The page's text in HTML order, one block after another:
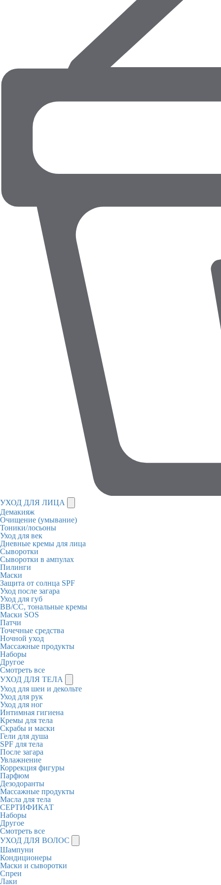
УХОД ДЛЯ ЛИЦА
Демакияж
Очищение (умывание)
Тоники/лосьоны
Уход для век
Дневные кремы для лица
Сыворотки
Сыворотки в ампулах
Пилинги
Маски
Защита от солнца SPF
Уход после загара
Уход для губ
BB/CC, тональные кремы
Маски SOS
Патчи
Точечные средства
Ночной уход
Массажные продукты
Наборы
Другое
Смотреть все
УХОД ДЛЯ ТЕЛА
Уход для шеи и декольте
Уход для рук
Уход для ног
Интимная гигиена
Кремы для тела
Скрабы и маски
Гели для душа
SPF для тела
После загара
Увлажнение
Коррекция фигуры
Парфюм
Дезодоранты
Массажные продукты
Масла для тела
СЕРТИФИКАТ
Наборы
Другое
Смотреть все
УХОД ДЛЯ ВОЛОС
Шампуни
Кондиционеры
Маски и сыворотки
Спреи
Лаки